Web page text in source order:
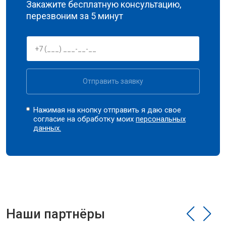
Закажите бесплатную консультацию,
перезвоним за 5 минут
Отправить заявку
Нажимая на кнопку отправить я даю свое
согласие на обработку моихперсональных
данных.
Наши партнёры